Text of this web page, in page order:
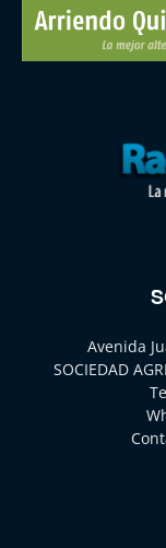
Avenida
SOCIEDAD